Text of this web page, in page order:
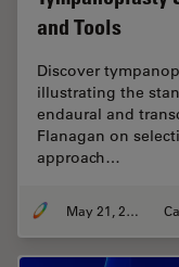
and Tools
Discover
illustrating the
endaural and
Flanagan on
approach…
May 21, 2024